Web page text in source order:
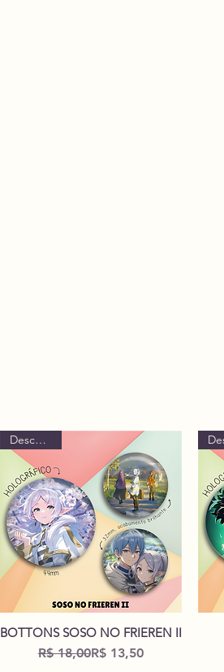
Visualização rápida
Descontão!
BOTTONS SOSO NO FRIEREN II
Preço normal
R$ 18,00Preço promocional
R$ 13,50